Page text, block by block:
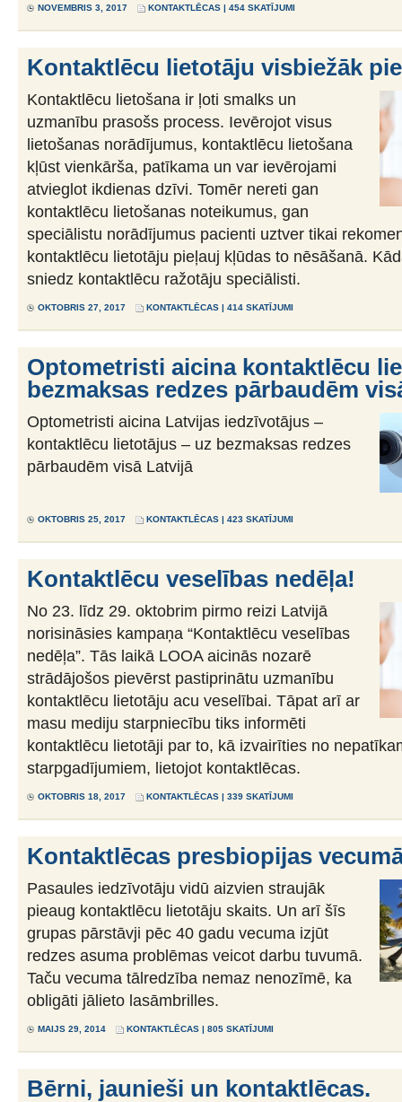
NOVEMBRIS 3, 2017 KONTAKTLĒCAS | 454 SKATĪJUMI
Kontaktlēcu lietotāju visbiežāk
Kontaktlēcu lietošana ir ļoti smalks un
uzmanību prasošs process. Ievērojot visus
lietošanas norādījumus, kontaktlēcu lietošana
kļūst vienkārša, patīkama un var ievērojami
atvieglot ikdienas dzīvi. Tomēr nereti gan
kontaktlēcu lietošanas noteikumus, gan
speciālistu norādījumus pacienti uztver tikai
kontaktlēcu lietotāju pieļauj kļūdas to nēsāšanā.
sniedz kontaktlēcu ražotāju speciālisti.
OKTOBRIS 27, 2017 KONTAKTLĒCAS | 414 SKATĪJUMI
Optometristi aicina kontaktlēcu
bezmaksas redzes pārbaudēm
Optometristi aicina Latvijas iedzīvotājus –
kontaktlēcu lietotājus – uz bezmaksas redzes
pārbaudēm visā Latvijā
OKTOBRIS 25, 2017 KONTAKTLĒCAS | 423 SKATĪJUMI
Kontaktlēcu veselības nedēļa!
No 23. līdz 29. oktobrim pirmo reizi Latvijā
norisināsies kampaņa “Kontaktlēcu veselības
nedēļa”. Tās laikā LOOA aicinās nozarē
strādājošos pievērst pastiprinātu uzmanību
kontaktlēcu lietotāju acu veselībai. Tāpat arī ar
masu mediju starpniecību tiks informēti
kontaktlēcu lietotāji par to, kā izvairīties no
starpgadījumiem, lietojot kontaktlēcas.
OKTOBRIS 18, 2017 KONTAKTLĒCAS | 339 SKATĪJUMI
Kontaktlēcas presbiopijas
Pasaules iedzīvotāju vidū aizvien straujāk
pieaug kontaktlēcu lietotāju skaits. Un arī šīs
grupas pārstāvji pēc 40 gadu vecuma izjūt
redzes asuma problēmas veicot darbu tuvumā.
Taču vecuma tālredzība nemaz nenozīmē, ka
obligāti jālieto lasāmbrilles.
MAIJS 29, 2014 KONTAKTLĒCAS | 805 SKATĪJUMI
Bērni, jaunieši un kontaktlēcas.